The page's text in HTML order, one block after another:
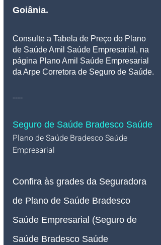
Goiânia.
Consulte a Tabela de Preço do Plano
de Saúde Amil Saúde Empresarial, na
página Plano Amil Saúde Empresarial
da Arpe Corretora de Seguro de Saúde.
----
Seguro de Saúde Bradesco Saúde
Plano de Saúde Bradesco Saúde
Empresarial
Confira às grades da Seguradora
de Plano de Saúde Bradesco
Saúde Empresarial (Seguro de
Saúde Bradesco Saúde